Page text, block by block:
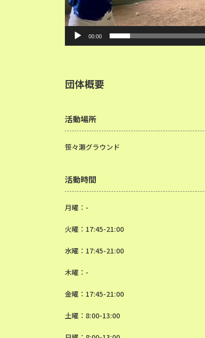
00:00
団体概要
活動場所
笹々瀬グラウンド
活動時間
月曜：-
火曜：17:45-21:00
水曜：17:45-21:00
木曜：-
金曜：17:45-21:00
土曜：8:00-13:00